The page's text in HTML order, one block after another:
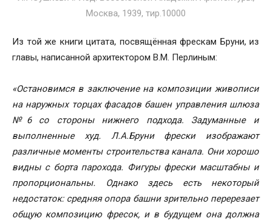
Из той же книги цитата, посвящённая фрескам Бруни, из
главы, написанной архитектором В.М. Перлиным:
«Остановимся в заключение на композиции живописи
на наружных торцах фасадов башен управления шлюза
№6 со стороны нижнего подхода. Задуманные и
выполненные худ. Л.А.Бруни фрески изображают
различные моменты строительства канала. Они хорошо
видны с борта парохода. Фигуры фрески масштабны и
пропорциональны. Однако здесь есть некоторый
недостаток: средняя опора башни зрительно перерезает
общую композицию фресок, и в будущем она должна